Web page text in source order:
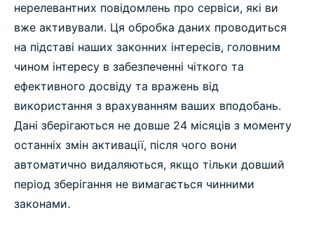
нерелевантних повідомлень про сервіси, які ви
вже активували. Ця обробка даних проводиться
на підставі наших законних інтересів, головним
чином інтересу в забезпеченні чіткого та
ефективного досвіду та вражень від
використання з врахуванням ваших вподобань.
Дані зберігаються не довше 24 місяців з моменту
останніх змін активації, після чого вони
автоматично видаляються, якщо тільки довший
період зберігання не вимагається чинними
законами.